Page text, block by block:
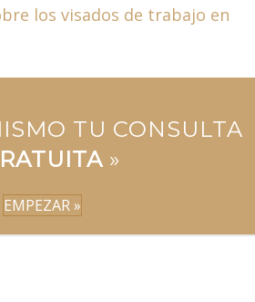
los visados de trabajo en
TU CONSULTA
»
EMPEZAR »